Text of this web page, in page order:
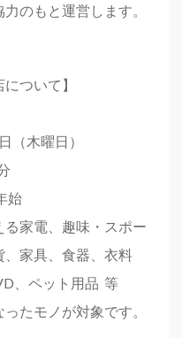
のもと運営します。
ついて】
（木曜日）
始
る家電、趣味・スポー
、家具、食器、衣料
、ペット用品 等
たモノが対象です。